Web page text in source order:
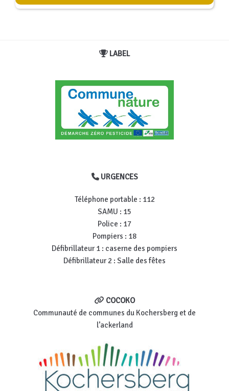
LABEL
URGENCES
Téléphone portable : 112
SAMU : 15
Police : 17
Pompiers : 18
Défibrillateur 1 : caserne des pompiers
Défibrillateur 2 : Salle des fêtes
COCOKO
Communauté de communes du Kochersberg et de
l’ackerland